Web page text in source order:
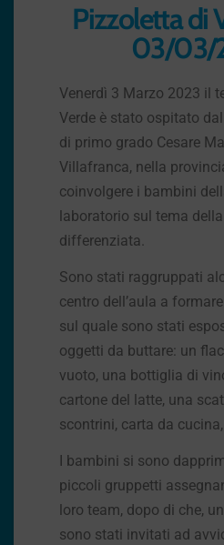
Pizzoletta di
03/03/
Venerdì 3 Marzo 2023 il
Verde è stato ospitato
di primo grado Cesare
Villafranca, nella
coinvolgere i bambini
laboratorio sul tema
differenziata.
Sono stati raggruppati
centro dell’aula a
sul quale sono stati
oggetti da buttare: un
vuoto, una bottiglia di
cartone del latte, una
scontrini, carta da
I bambini si sono
piccoli gruppetti
loro team, dopo di che,
sono stati invitati ad